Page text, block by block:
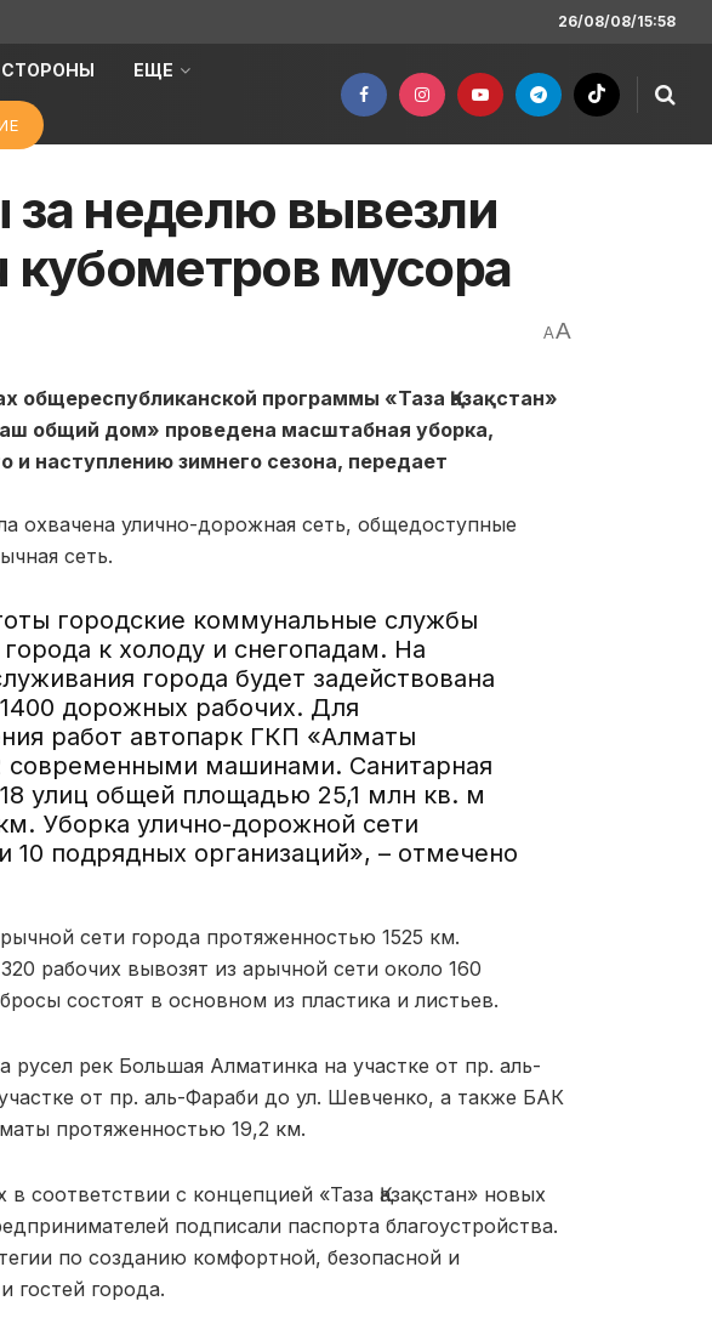
26/08/08/15:58
ЕЩЕ
неделю вывезли
кубометров мусора
AA
общереспубликанской программы «Таза Қазақстан»
общий дом» проведена масштабная уборка,
и наступлению зимнего сезона, передает
охвачена улично-дорожная сеть, общедоступные
сеть.
городские коммунальные службы
к холоду и снегопадам. На
города будет задействована
дорожных рабочих. Для
работ автопарк ГКП «Алматы
современными машинами. Санитарная
улиц общей площадью 25,1 млн кв. м
Уборка улично-дорожной сети
10 подрядных организаций», – отмечено
сети города протяженностью 1525 км.
рабочих вывозят из арычной сети около 160
состоят в основном из пластика и листьев.
русел рек Большая Алматинка на участке от пр. аль-
от пр. аль-Фараби до ул. Шевченко, а также БАК
протяженностью 19,2 км.
соответствии с концепцией «Таза Қазақстан» новых
подписали паспорта благоустройства.
по созданию комфортной, безопасной и
гостей города.